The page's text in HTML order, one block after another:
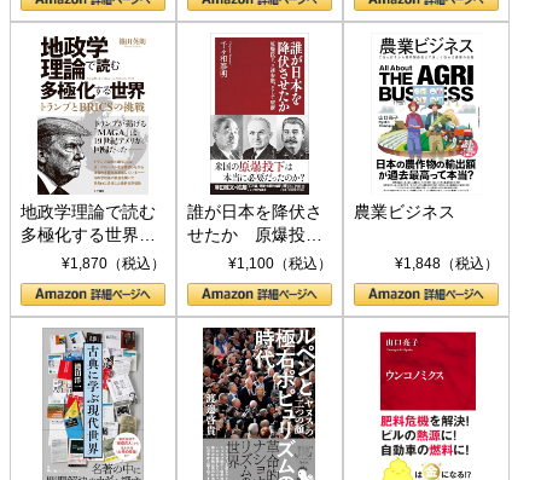
地政学理論で読む
多極化する世界：
トランプとBRICS
の挑戦
¥1,870（税込）
誰が日本を降伏さ
せたか 原爆投
下、ソ連参戦、そ
して聖断 (PHP新
書)
¥1,100（税込）
農業ビジネス
¥1,848（税込）